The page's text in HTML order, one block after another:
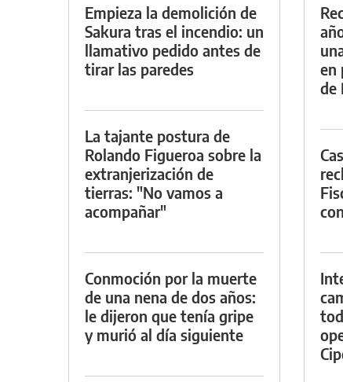
Empieza la demolición de
Sakura tras el incendio: un
llamativo pedido antes de
tirar las paredes
La tajante postura de
Rolando Figueroa sobre la
extranjerización de
tierras: "No vamos a
acompañar"
Conmoción por la muerte
de una nena de dos años:
le dijeron que tenía gripe
y murió al día siguiente
en
de